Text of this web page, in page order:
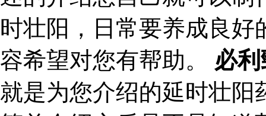
时壮阳，日常要养成良
容希望对您有帮助。 必
就是为您介绍的延时壮阳